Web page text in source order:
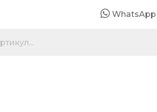
WhatsApp